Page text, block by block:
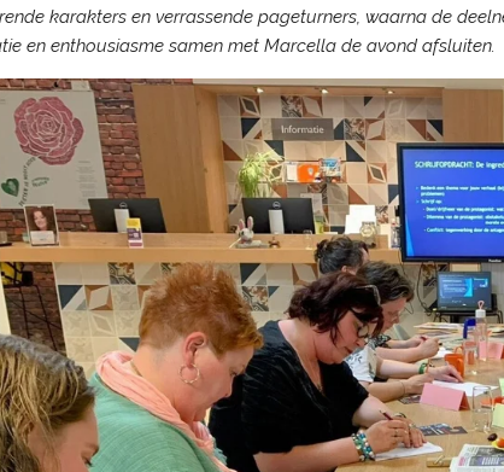
karakters en verrassende pageturners, waarna de
en enthousiasme samen met Marcella de avond afsluiten.